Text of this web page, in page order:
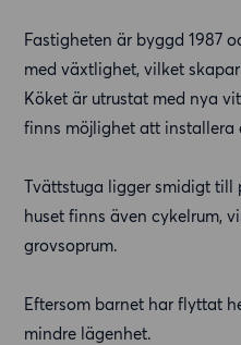
Fastigheten är byggd 1987
med växtlighet, vilket
Köket är utrustat med nya
finns möjlighet att installera
Tvättstuga ligger smidigt till
huset finns även cykelrum,
grovsoprum.
Eftersom barnet har flyttat
mindre lägenhet.